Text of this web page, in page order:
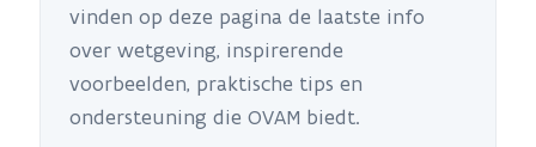
vinden op deze pagina de laatste info
over wetgeving, inspirerende
voorbeelden, praktische tips en
ondersteuning die OVAM biedt.